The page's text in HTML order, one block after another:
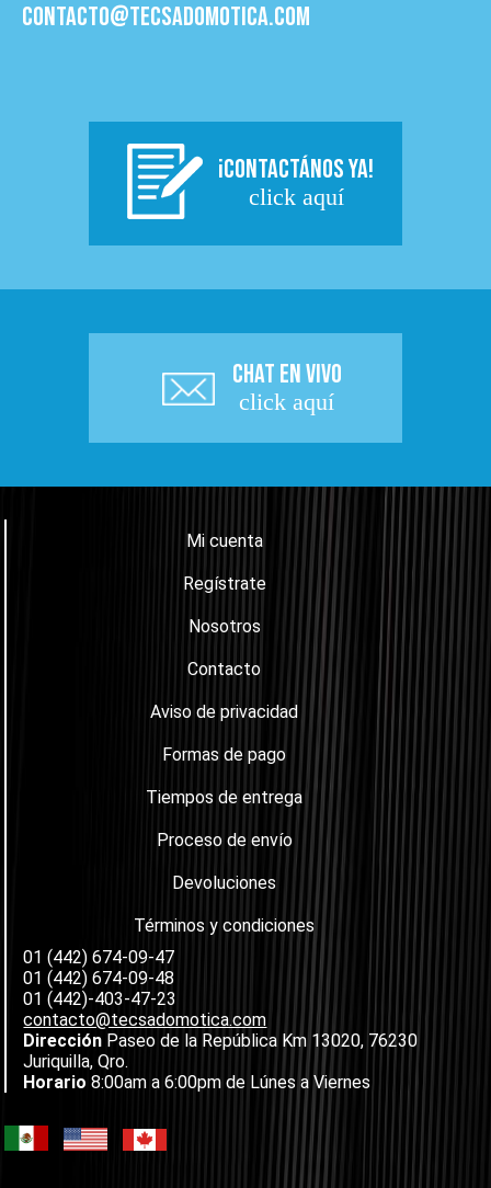
contacto@tecsadomotica.com
¡CONTACTÁNOS YA!
click aquí
CHAT EN VIVO
click aquí
Mi cuenta
Regístrate
Nosotros
Contacto
Aviso de privacidad
Formas de pago
Tiempos de entrega
Proceso de envío
Devoluciones
Términos y condiciones
01 (442) 674-09-47
01 (442) 674-09-48
01 (442)-403-47-23
contacto@tecsadomotica.com
Dirección Paseo de la República Km 13020, 76230
Juriquilla, Qro.
Horario 8:00am a 6:00pm de Lúnes a Viernes